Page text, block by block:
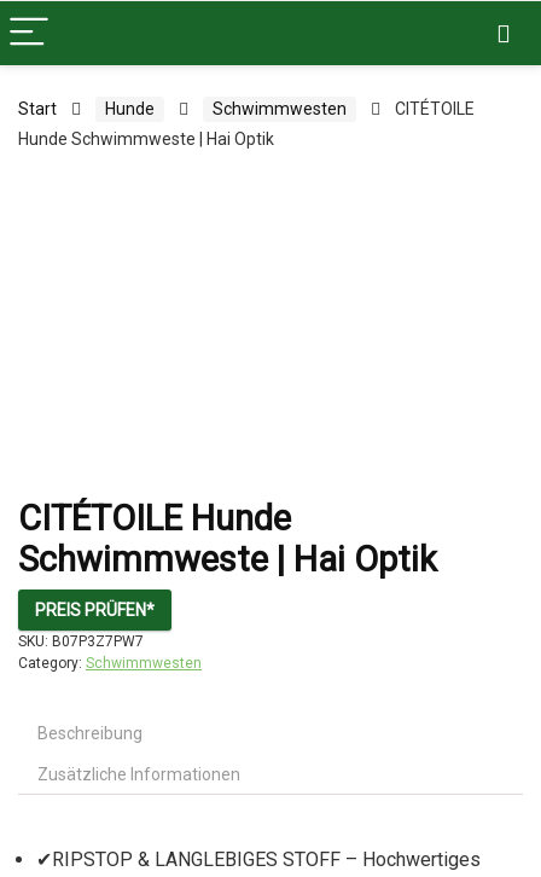
Start Hunde Schwimmwesten
CITÉTOILE
Hunde Schwimmweste | Hai Optik
CITÉTOILE Hunde
Schwimmweste | Hai Optik
PREIS PRÜFEN*
SKU: B07P3Z7PW7
Category: Schwimmwesten
Beschreibung
Zusätzliche Informationen
✔RIPSTOP & LANGLEBIGES STOFF – Hochwertiges